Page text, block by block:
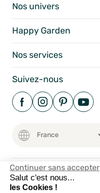
Continuer sans accepter
Salut c'est nous...
les Cookies !
Nos univers
Happy Garden
Nos services
Suivez-nous
Mentions Légales